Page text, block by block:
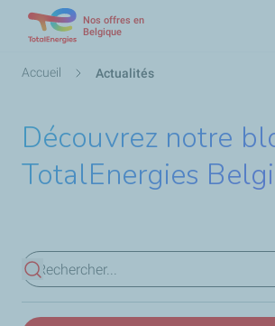
Nos offres en
Belgique
Fil
Accueil Actualités
Découvrez notre
TotalEnergies
Voir les résultats